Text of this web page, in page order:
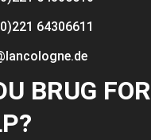
64306611
BRUG FOR